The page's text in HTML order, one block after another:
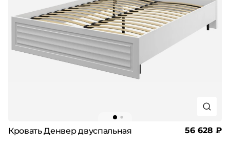
Кровать Денвер двуспальная 56 628 ₽